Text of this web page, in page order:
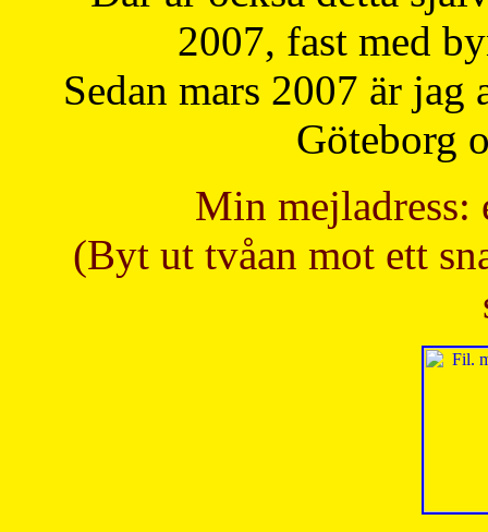
2007, fast med
Sedan mars 2007 är
Göteborg
Min mejladress:
(Byt ut tvåan mot ett